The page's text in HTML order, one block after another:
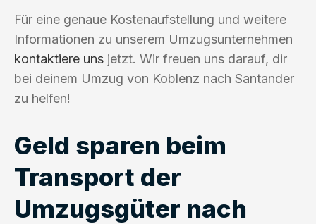
Für eine genaue Kostenaufstellung und weitere
Informationen zu unserem Umzugsunternehmen
kontaktiere uns jetzt. Wir freuen uns darauf, dir
bei deinem Umzug von Koblenz nach Santander
zu helfen!
Geld sparen beim
Transport der
Umzugsgüter nach